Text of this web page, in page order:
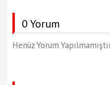
0 Yorum
Henüz Yorum